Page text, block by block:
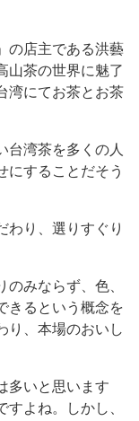
の店主である洪藝
山茶の世界に魅了
湾にてお茶とお茶
台湾茶を多くの人
にすることだそう
わり、選りすぐり
のみならず、色、
きるという概念を
り、本場のおいし
多いと思います
よね。しかし、